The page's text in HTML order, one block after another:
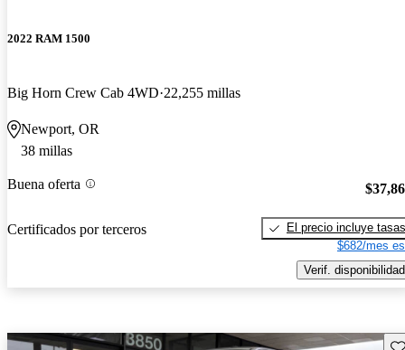
2022 RAM 1500
Big Horn Crew Cab 4WD 22,255 millas
Newport, OR
38 millas
Buena oferta
Certificados por terceros
El precio incluye tasas
$682/mes
Verif. disponibilidad